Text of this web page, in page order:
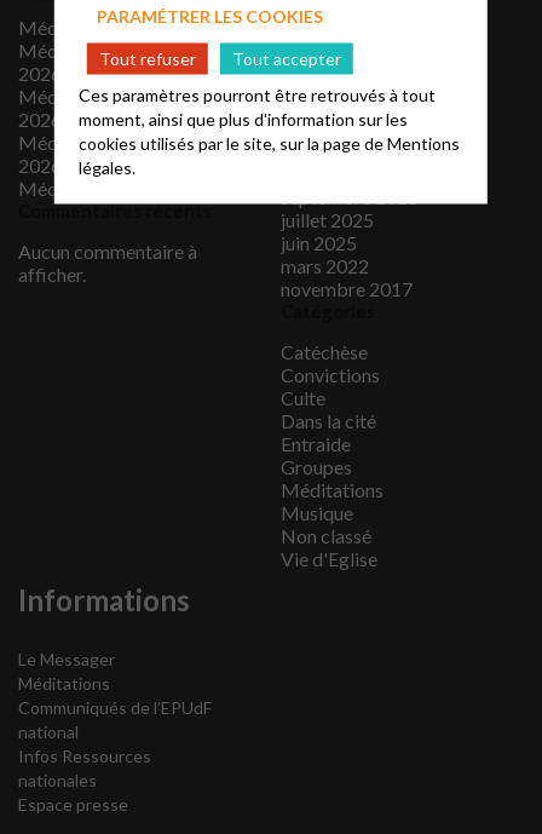
Méditation 2 août 2026
Méditation 26 juillet
2026
Méditation 19 juillet
2026
Méditation 12 juillet
2026
Méditation 5 juillet 2026
Commentaires récents
Aucun commentaire à
afficher.
mai 2026
mars 2026
février 2026
janvier 2026
décembre 2025
novembre 2025
juillet 2025
juin 2025
mars 2022
novembre 2017
Catéchèse
Convictions
Culte
Dans la cité
Entraide
Groupes
Méditations
Musique
Non classé
Vie d'Eglise
Informations
Le Messager
Méditations
Communiqués de l’EPUdF
national
Infos Ressources
nationales
Espace presse
PARAMÉTRER LES COOKIES
Tout refuser
Tout accepter
Ces paramètres pourront être retrouvés à tout
moment, ainsi que plus d'information sur les
cookies utilisés par le site, sur la page deMentions
légales.